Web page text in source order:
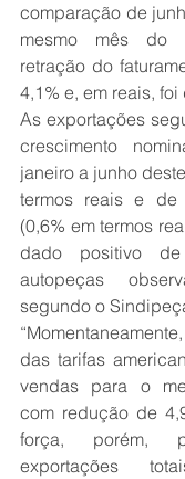
comparação de
mesmo mês do
retração do
4,1% e, em reais, foi
As exportações
crescimento
janeiro a junho
termos reais e de
(0,6% em termos
dado positivo
autopeças
segundo o
das tarifas
vendas para o
com redução de
força, porém,
exportações